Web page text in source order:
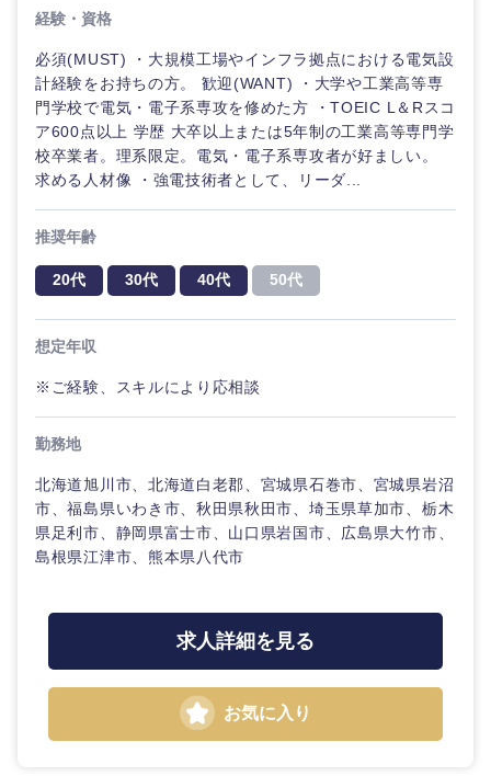
海外
経験・資格
必須(MUST) ・大規模工場やインフラ拠点における電気設
計経験をお持ちの方。 歓迎(WANT) ・大学や工業高等専
門学校で電気・電子系専攻を修めた方 ・TOEIC L＆Rスコ
ア600点以上 学歴 大卒以上または5年制の工業高等専門学
校卒業者。理系限定。電気・電子系専攻者が好ましい。
求める人材像 ・強電技術者として、リーダ...
推奨年齢
20代 30代 40代 50代
想定年収
※ご経験、スキルにより応相談
勤務地
北海道旭川市、北海道白老郡、宮城県石巻市、宮城県岩沼
市、福島県いわき市、秋田県秋田市、埼玉県草加市、栃木
県足利市、静岡県富士市、山口県岩国市、広島県大竹市、
島根県江津市、熊本県八代市
求人詳細を見る
お気に入り